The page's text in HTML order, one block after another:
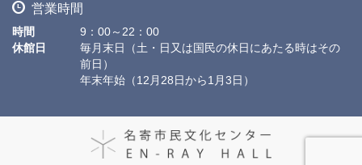
営業時間
時間
9：00～22：00
休館日
毎月末日（土・日又は国民の休日にあたる時はその
前日）
年末年始（12月28日から1月3日）